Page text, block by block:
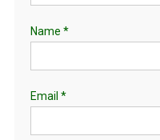
Name *
Email *